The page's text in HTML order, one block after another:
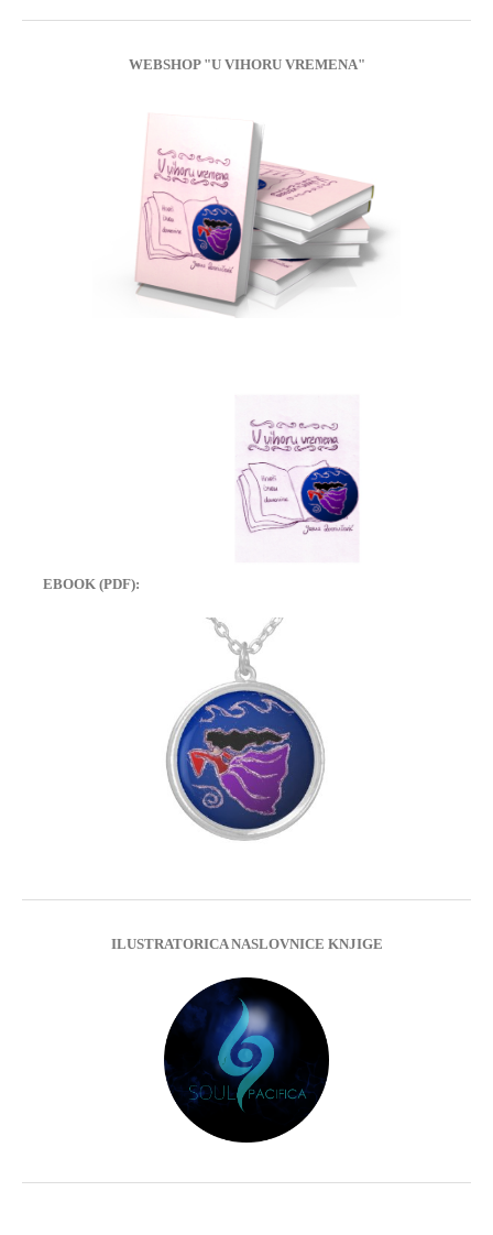
WEBSHOP "U VIHORU VREMENA"
EBOOK (PDF):
ILUSTRATORICA NASLOVNICE KNJIGE